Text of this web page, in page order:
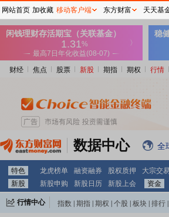
财经 焦点 股票 新股 期指 期权 行情
数据中心 全
特色 龙虎榜单 融资融券 股权质押 大宗交易
新股
新股申购 新股日历 新股上会 资金
行情中心 指数 期指 期权 个股 板块 排行
网站首页 加收藏 移动客户端 东方财富 天天基